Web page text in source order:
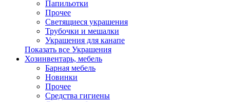
Папильотки
Прочее
Светящиеся украшения
Трубочки и мешалки
Украшения для канапе
Показать все Украшения
Хозинвентарь, мебель
Барная мебель
Новинки
Прочее
Средства гигиены